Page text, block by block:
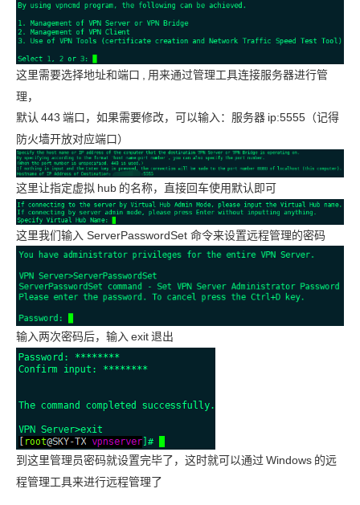
这里需要选择地址和端口
用来通过管理工具连接服务器进行管
理，
默认 443 端口，如果需要修改，可以输入：服务器 ip:5555（记得
防火墙开放对应端口）
这里让指定虚拟 hub 的名称，直接回车使用默认即可
这里我们输入 ServerPasswordSet 命令来设置远程管理的密码
输入两次密码后，输入 exit退出
到这里管理员密码就设置完毕了，这时就可以通过 Windows 的远
程管理工具来进行远程管理了